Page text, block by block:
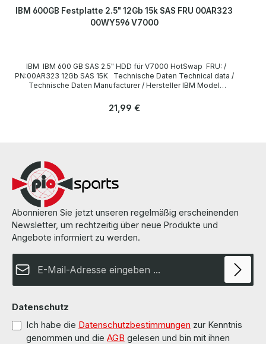
IBM 600GB Festplatte 2.5" 12Gb 15k SAS FRU 00AR323
00WY596 V7000
PN:00AR323 12Gb SAS 15K Technische Daten Technical data /
Technische Daten Manufacturer / Hersteller IBM Model
are not included. / Treiber und Software sind nicht im Lieferumfang
Die Hardware wurde von uns überholt und getestet. More
information and details can be found on the pages of the
manufacturer. Weitere Informationen und Details finden Sie auf den
Seiten des Herstellers. All parts are used but 100% OK!!! Alle Teile
Regulärer Preis:
21,99 €
Abonnieren Sie jetzt unseren regelmäßig erscheinenden
Newsletter, um rechtzeitig über neue Produkte und
Angebote informiert zu werden.
Datenschutz
Ich habe die Datenschutzbestimmungen zur Kenntnis
genommen und die AGB gelesen und bin mit ihnen